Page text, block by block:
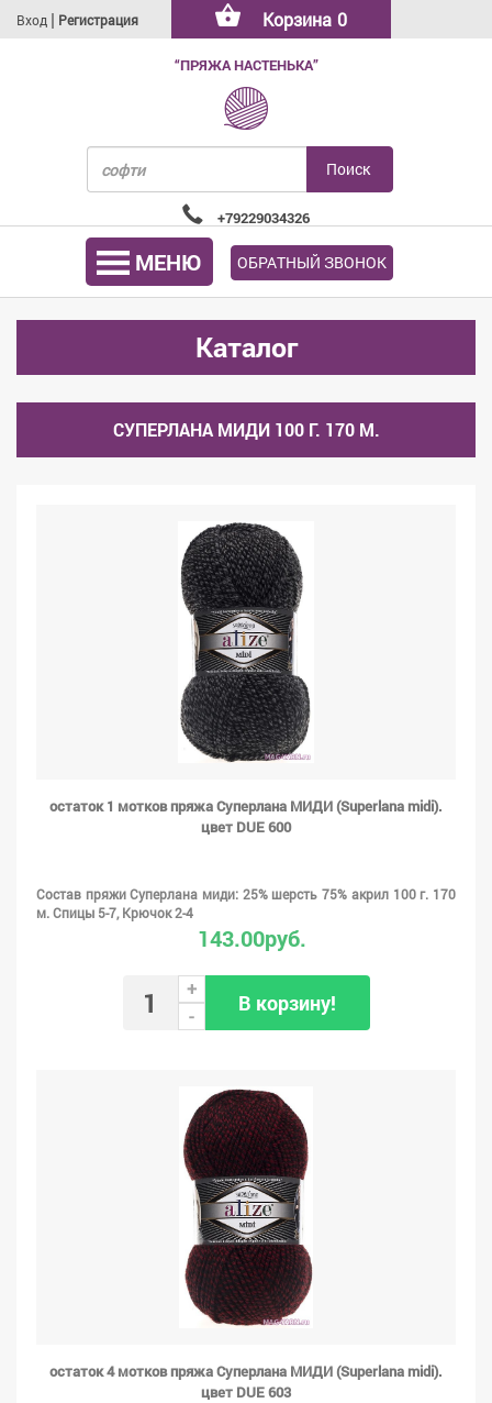
Вход | Регистрация Корзина 0
“ПРЯЖА НАСТЕНЬКА”
+79229034326
МЕНЮ ОБРАТНЫЙ ЗВОНОК
Каталог
СУПЕРЛАНА МИДИ 100 Г. 170 М.
остаток 1 мотков пряжа Суперлана МИДИ (Superlana midi).
цвет DUE 600
Состав пряжи Суперлана миди: 25% шерсть 75% акрил 100 г. 170
м. Спицы 5-7, Крючок 2-4
143.00руб.
+
-
В корзину!
остаток 4 мотков пряжа Суперлана МИДИ (Superlana midi).
цвет DUE 603